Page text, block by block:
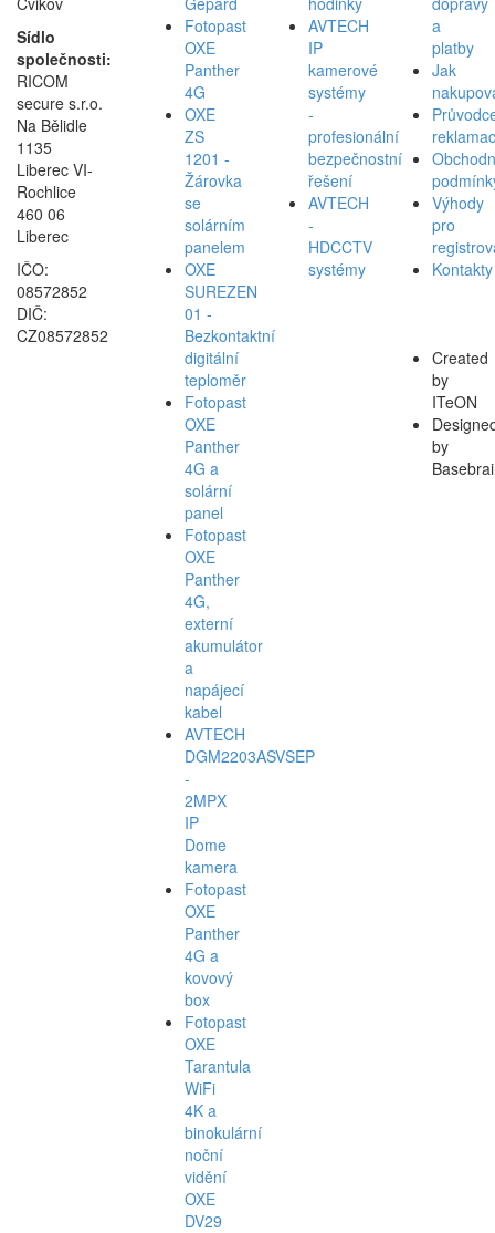
Sídlo
společnosti:
RICOM
secure s.r.o.
Na Bělidle
1135
Liberec VI-
Rochlice
460 06
Liberec
IČO:
08572852
DIČ:
CZ08572852
Fotopast
OXE
Panther
4G
OXE
ZS
1201 -
Žárovka
se
solárním
panelem
OXE
SUREZEN
01 -
Bezkontaktní
digitální
teploměr
Fotopast
OXE
Panther
4G a
solární
panel
Fotopast
OXE
Panther
4G,
externí
akumulátor
a
napájecí
kabel
AVTECH
DGM2203ASVSEP
-
2MPX
IP
Dome
kamera
Fotopast
OXE
Panther
4G a
kovový
box
Fotopast
OXE
Tarantula
WiFi
4K a
binokulární
noční
vidění
OXE
DV29
AVTECH
IP
kamerové
systémy
-
profesionální
bezpečnostní
řešení
AVTECH
-
HDCCTV
systémy
a
platby
Jak
Výhody
pro
Kontakty
Created
by
ITeON
by